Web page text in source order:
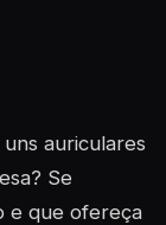
auriculares
Se
e que ofereça